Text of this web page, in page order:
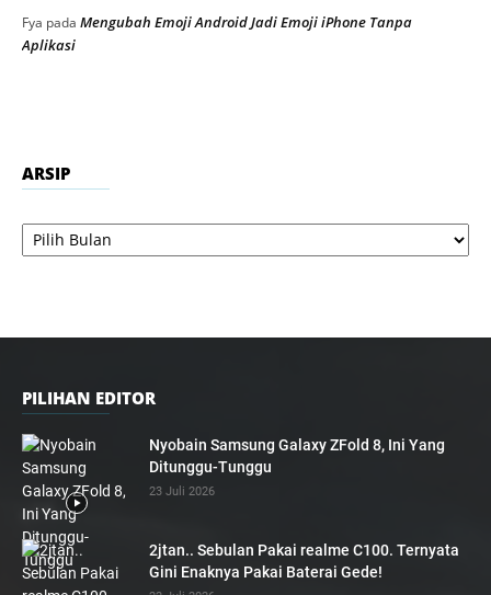
Fya pada Mengubah Emoji Android Jadi Emoji iPhone Tanpa
Aplikasi
ARSIP
Arsip
PILIHAN EDITOR
Nyobain Samsung Galaxy ZFold 8, Ini Yang
Ditunggu-Tunggu
23 Juli 2026
2jtan.. Sebulan Pakai realme C100. Ternyata
Gini Enaknya Pakai Baterai Gede!